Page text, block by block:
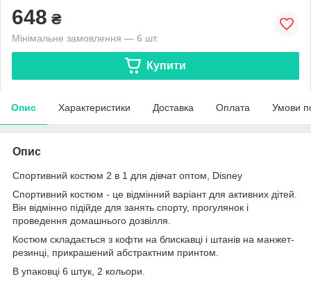
648 ₴
Мінімальне замовлення — 6 шт.
Купити
Опис Характеристики Доставка Оплата Умови
Опис
Спортивний костюм 2 в 1 для дівчат оптом, Disney
Спортивний костюм - це відмінний варіант для активних дітей.
Він відмінно підійде для занять спорту, прогулянок і
проведення домашнього дозвілля.
Костюм складається з кофти на блискавці і штанів на манжет-
резинці, прикрашений абстрактним принтом.
В упаковці 6 штук, 2 кольори.